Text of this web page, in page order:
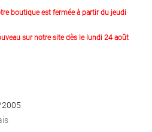
boutique est fermée à partir du jeudi
sur notre site dès le lundi 24 août